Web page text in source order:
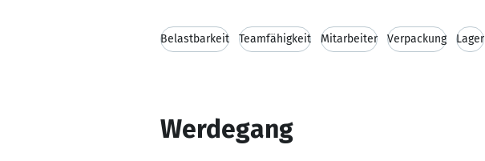
Belastbarkeit Teamfähigkeit Mitarbeiter Verpackung Lager
Werdegang